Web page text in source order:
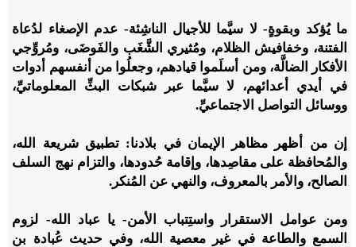
ما يُؤكد وبقوةٍ- لا سيَّما للأجيال الناشِئة- عدم الإصغاء لدُعاة
الفتنة، وخفافيش الظلام، ومُثيري الشَّغَب والفَوضَى، ومُروِّجي
الأفكار الضالَّة، ومن أسلَموا قيادهم، وجعلُوا من أنفسهم أدوات
في أيدي أعدائهم، لا سيَّما عبر شبكات البثِّ المعلوماتيِّ،
ووسائل التواصل الاجتماعيِّ.
إن من أظهر مظاهر الإيمان في بلادنا: تطبيق شريعة الله،
والمُحافظة على مقاصِدها، وإقامة حُدودها، والتزام نهج السلف
الصالح، والأمر بالمعروف، والنهي عن المُنكر.
ومن عوامل الاستقرار واستِتباب الأمن- يا عباد الله- لزوم
السمع والطاعة في غير معصية الله، وفي حديث عُبادة بن